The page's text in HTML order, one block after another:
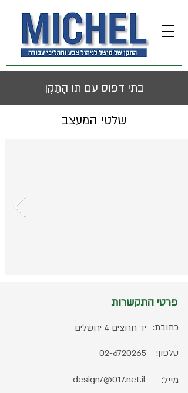
בתי דפוס עם תו הָתֶקֶן
שלטי המעצב
פרטי התקשרות
יד חרוצים 4 ירושלים כתובת:
02-6720265 טלפון:
design7@017.net.il מייל: